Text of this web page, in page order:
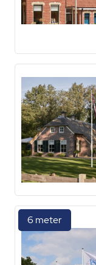
6 meter